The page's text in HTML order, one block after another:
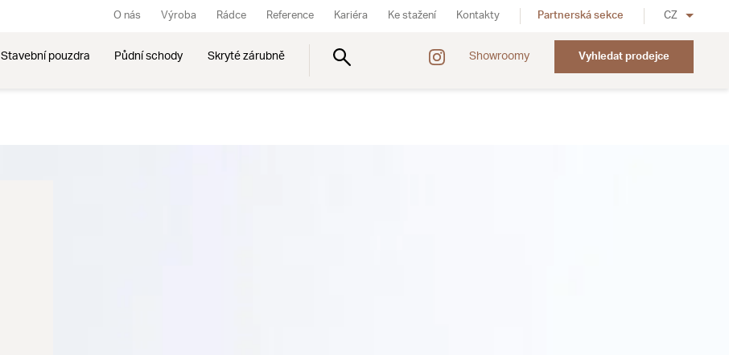
Stavební pouzdra Půdní schody Skryté zárubně Showroomy Vyhledat prodejce
O nás Výroba Rádce Reference Kariéra Ke stažení Kontakty Partnerská sekce CZ